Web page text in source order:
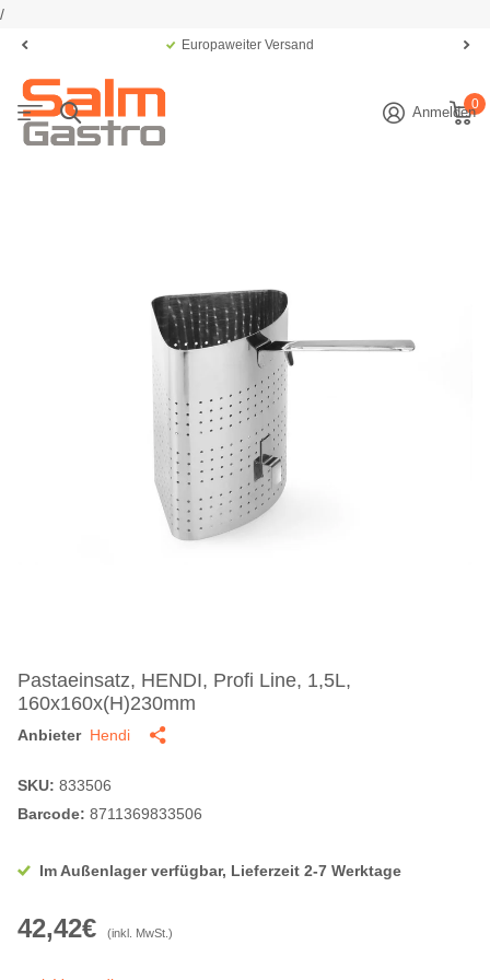
/
Europaweiter Versand
Anmelden0
Pastaeinsatz, HENDI, Profi Line, 1,5L,
160x160x(H)230mm
Anbieter Hendi
SKU: 833506
Barcode: 8711369833506
Im Außenlager verfügbar, Lieferzeit 2-7 Werktage
42,42€ (inkl. MwSt.)